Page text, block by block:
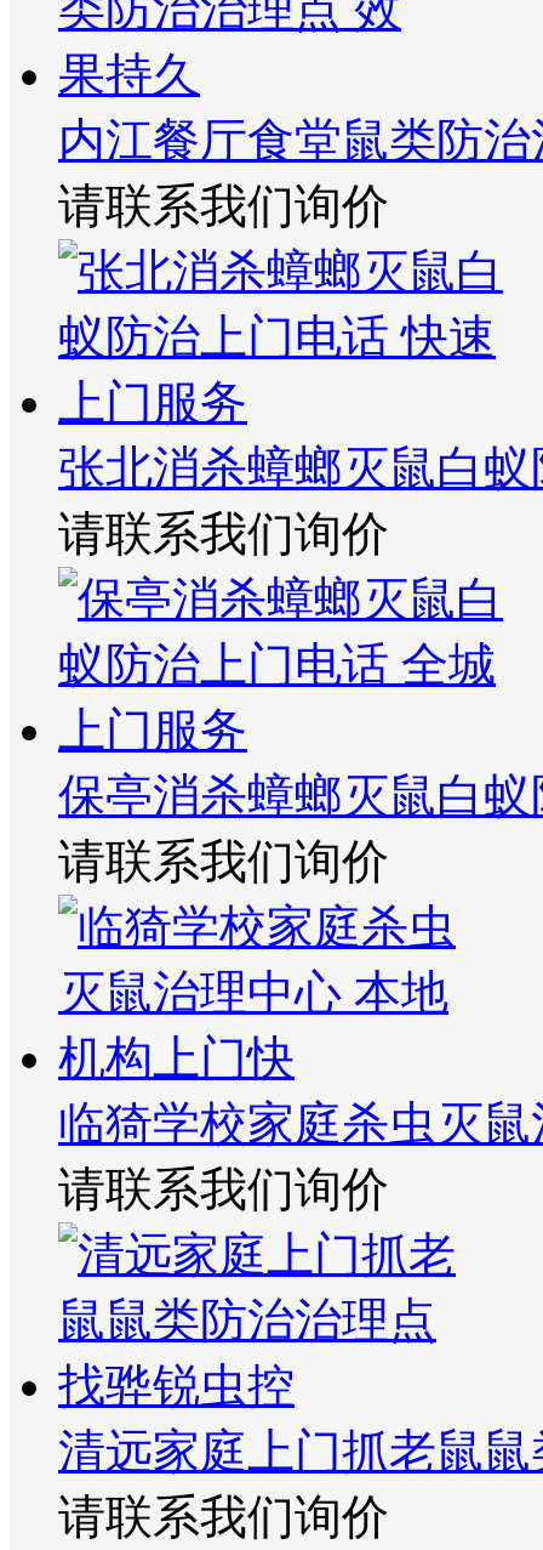
内江餐厅食堂鼠类防
请联系我们询价
张北消杀蟑螂灭鼠白
请联系我们询价
保亭消杀蟑螂灭鼠白
请联系我们询价
临猗学校家庭杀虫灭
请联系我们询价
清远家庭上门抓老鼠
请联系我们询价